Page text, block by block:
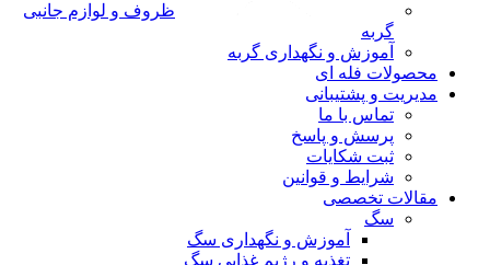
ظروف و لوازم جانبی
گربه
آموزش و نگهداری گربه
محصولات فله ای
مدیریت و پشتیبانی
تماس با ما
پرسش و پاسخ
ثبت شکایات
شرایط و قوانین
مقالات تخصصی
سگ
آموزش و نگهداری سگ
تغذیه و رژیم غذایی سگ